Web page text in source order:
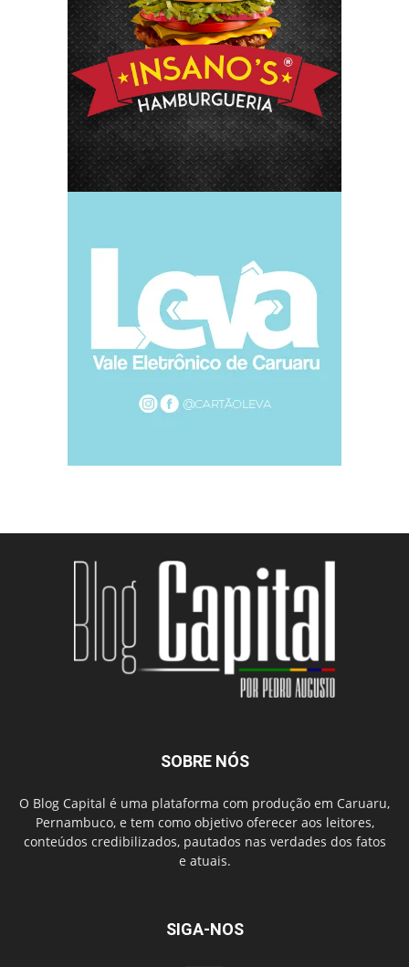
SOBRE NÓS
O Blog Capital é uma plataforma com produção em Caruaru,
Pernambuco, e tem como objetivo oferecer aos leitores,
conteúdos credibilizados, pautados nas verdades dos fatos
e atuais.
SIGA-NOS